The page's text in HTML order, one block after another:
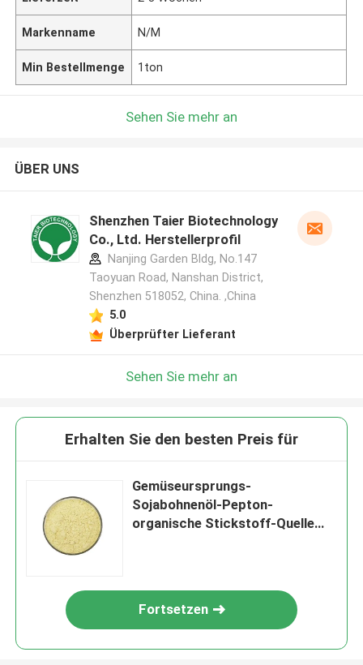
Markenname N/M
Min Bestellmenge 1ton
Sehen Sie mehr an
ÜBER UNS
Shenzhen Taier Biotechnology
Co., Ltd. Herstellerprofil
Nanjing Garden Bldg, No.147
Taoyuan Road, Nanshan District,
Shenzhen 518052, China. ,China
5.0
Überprüfter Lieferant
Sehen Sie mehr an
Erhalten Sie den besten Preis für
Gemüseursprungs-
Sojabohnenöl-Pepton-
organische Stickstoff-Quelle
Fortsetzen